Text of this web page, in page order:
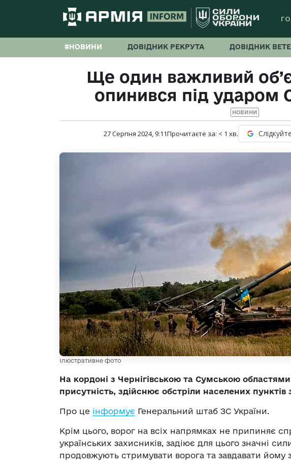
#НОВИНИ ДОВІДНИК РЕКРУТА ДОВІДНИК
Ще один важливий
опинився під ударом
НОВИНИ
27 Серпня 2024, 9:11Прочитаєте за: < 1 хв.
Ілюстративне фото
На кордоні з Чернігівською та Сумською
присутність, здійснює обстріли населених пунктів
Про це інформує Генеральний штаб ЗС України.
Крім цього, ворог на всіх напрямках не припиняє
українських захисників, задіює для цього значні
продовжують стримувати ворога та завдавати йому